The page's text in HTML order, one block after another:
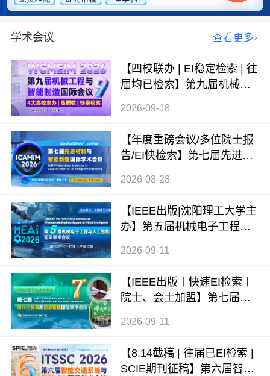
学术会议 查看更多
【四校联办 | EI稳定检索 | 往
届均已检索】第九届机械工
MEIM 2026）
2026-09-18
【年度重磅会议/多位院士报
告/EI快检索】第七届先进材
（ICAMIM 2026）
2026-08-28
【IEEE出版|沈阳理工大学主
办】第五届机械电子工程与
AI 2026）
2026-09-11
【IEEE出版丨快速EI检索丨
院士、会士加盟】第七届现
术会议 (ICMEIM 2026)
2026-09-11
【8.14截稿 | 往届已EI检索 |
SCIE期刊征稿】第六届智能